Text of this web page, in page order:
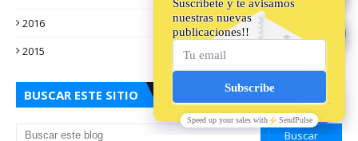
2016
2015
BUSCAR ESTE SITIO
🔵